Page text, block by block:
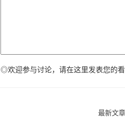
◎欢迎参与讨论，请在这里发表您的看
最新文章